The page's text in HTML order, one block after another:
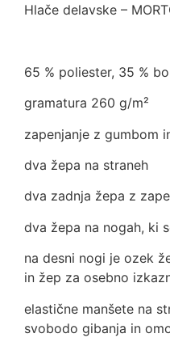
Hlače delavske –
65 % poliester, 35 %
gramatura 260 g/m²
zapenjanje z gumbom
dva žepa na straneh
dva zadnja žepa z
dva žepa na nogah, ki
na desni nogi je ozek
in žep za osebno
elastične manšete na
svobodo gibanja in